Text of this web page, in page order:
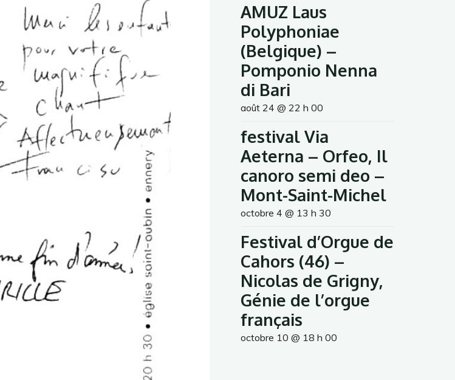
AMUZ Laus
Polyphoniae
(Belgique) –
Pomponio Nenna
di Bari
août 24 @ 22 h 00
festival Via
Aeterna – Orfeo, Il
canoro semi deo –
Mont-Saint-Michel
octobre 4 @ 13 h 30
Festival d’Orgue de
Cahors (46) –
Nicolas de Grigny,
Génie de l’orgue
français
octobre 10 @ 18 h 00